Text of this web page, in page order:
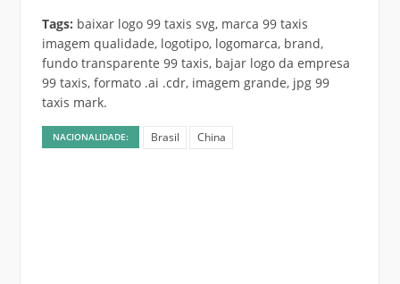
Tags: baixar logo 99 taxis svg, marca 99 taxis
imagem qualidade, logotipo, logomarca, brand,
fundo transparente 99 taxis, bajar logo da empresa
99 taxis, formato .ai .cdr, imagem grande, jpg 99
taxis mark.
NACIONALIDADE: Brasil China